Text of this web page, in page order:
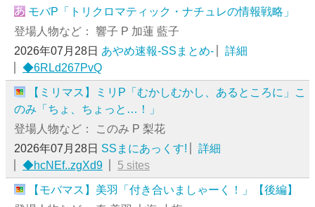
モバP「トリクロマティック・ナチュレの情報戦略」
登場人物など： 響子 P 加蓮 藍子
2026年07月28日 あやめ速報-SSまとめ-
詳細
◆6RLd267PvQ
【ミリマス】ミリP「むかしむかし、あるところに」こ
のみ「ちょ、ちょっと…！」
登場人物など： このみ P 梨花
2026年07月28日 SSまにあっくす!
詳細
◆hcNEf..zgXd9
5 sites
【モバマス】美羽「付き合いましゃーく！」【後編】